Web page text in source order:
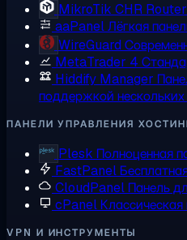
MikroTik CHR
aaPanelЛёгкая
WireGuard
MetaTrader 4
Hiddify Manager
поддержкой
ПАНЕЛИ УПРАВЛЕНИЯ
Plesk Полноценная
FastPanel
CloudPanel Панель
cPanelКлассическая
VPN И ИНСТРУМЕНТЫ